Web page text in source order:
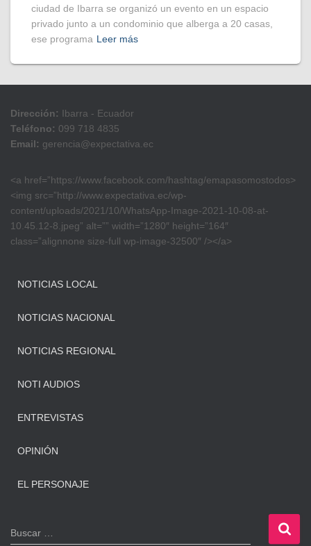
ciudad de Ibarra se organizó un evento en un espacio
privado junto a un condominio que alberga a 20 casas,
ese programa Leer más
Dirección: Ibarra - Ecuador
Teléfono: 099 718 4835
Email: gerencia@expectativa.ec
<a href=”https://www.facebook.com/hashtag/emapasomostodos>
<img src=”http://www.expectativa.ec/wp-
content/uploads/2021/10/WhatsApp-Image-2021-10-08-at-
10.45.12-8.jpeg” alt=”” width=”1280″ height=”164″
class=”alignnone size-full wp-image-32500″ /></a>
NOTICIAS LOCAL
NOTICIAS NACIONAL
NOTICIAS REGIONAL
NOTI AUDIOS
ENTREVISTAS
OPINIÓN
EL PERSONAJE
B
u
Buscar …